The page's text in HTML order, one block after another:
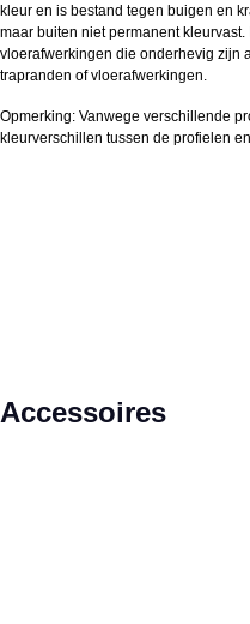
kleur en is bestand tegen buigen en
maar buiten niet permanent
vloerafwerkingen die onderhevig zijn
trapranden of vloerafwerkingen.
Opmerking: Vanwege verschillende
kleurverschillen tussen de profielen
Productgalerij overslaan
Accessoires